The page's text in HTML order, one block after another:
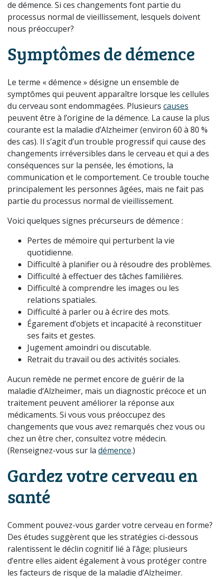
de démence. Si ces changements font partie du
processus normal de vieillissement, lesquels doivent
nous préoccuper?
Symptômes de démence
Le terme « démence » désigne un ensemble de
symptômes qui peuvent apparaître lorsque les cellules
du cerveau sont endommagées. Plusieurs causes
peuvent être à l’origine de la démence. La cause la plus
courante est la maladie d’Alzheimer (environ 60 à 80 %
des cas). Il s’agit d’un trouble progressif qui cause des
changements irréversibles dans le cerveau et qui a des
conséquences sur la pensée, les émotions, la
communication et le comportement. Ce trouble touche
principalement les personnes âgées, mais ne fait pas
partie du processus normal de vieillissement.
Voici quelques signes précurseurs de démence :
Pertes de mémoire qui perturbent la vie
quotidienne.
Difficulté à planifier ou à résoudre des problèmes.
Difficulté à effectuer des tâches familières.
Difficulté à comprendre les images ou les
relations spatiales.
Difficulté à parler ou à écrire des mots.
Égarement d’objets et incapacité à reconstituer
ses faits et gestes.
Jugement amoindri ou discutable.
Retrait du travail ou des activités sociales.
Aucun remède ne permet encore de guérir de la
maladie d’Alzheimer, mais un diagnostic précoce et un
traitement peuvent améliorer la réponse aux
médicaments. Si vous vous préoccupez des
changements que vous avez remarqués chez vous ou
chez un être cher, consultez votre médecin.
(Renseignez-vous sur la démence.)
Gardez votre cerveau en
santé
Comment pouvez-vous garder votre cerveau en forme?
Des études suggèrent que les stratégies ci-dessous
ralentissent le déclin cognitif lié à l’âge; plusieurs
d’entre elles aident également à vous protéger contre
les facteurs de risque de la maladie d’Alzheimer.